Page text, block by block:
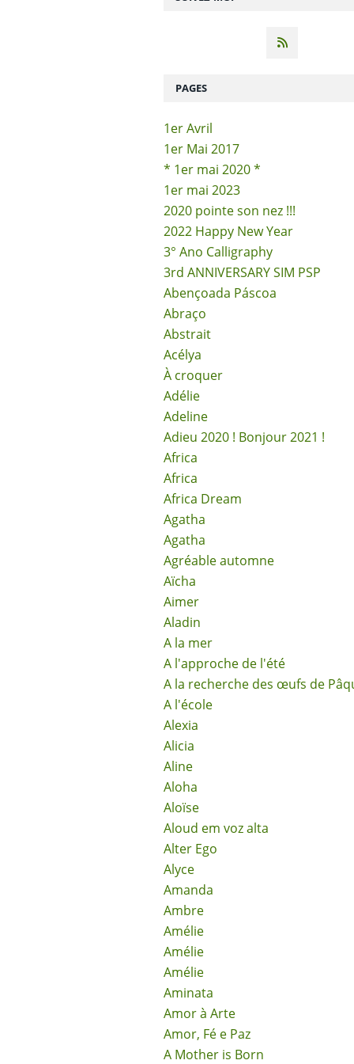
PAGES
1er Avril
1er Mai 2017
* 1er mai 2020 *
1er mai 2023
2020 pointe son nez !!!
2022 Happy New Year
3° Ano Calligraphy
3rd ANNIVERSARY SIM PSP
Abençoada Páscoa
Abraço
Abstrait
Acélya
À croquer
Adélie
Adeline
Adieu 2020 ! Bonjour 2021 !
Africa
Africa
Africa Dream
Agatha
Agatha
Agréable automne
Aïcha
Aimer
Aladin
A la mer
A l'approche de l'été
A la recherche des œufs de
A l'école
Alexia
Alicia
Aline
Aloha
Aloïse
Aloud em voz alta
Alter Ego
Alyce
Amanda
Ambre
Amélie
Amélie
Amélie
Aminata
Amor à Arte
Amor, Fé e Paz
A Mother is Born